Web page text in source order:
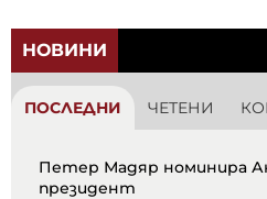
НОВИНИ
ПОСЛЕДНИ ЧЕТЕНИ
Петер Мадяр номинира
президент